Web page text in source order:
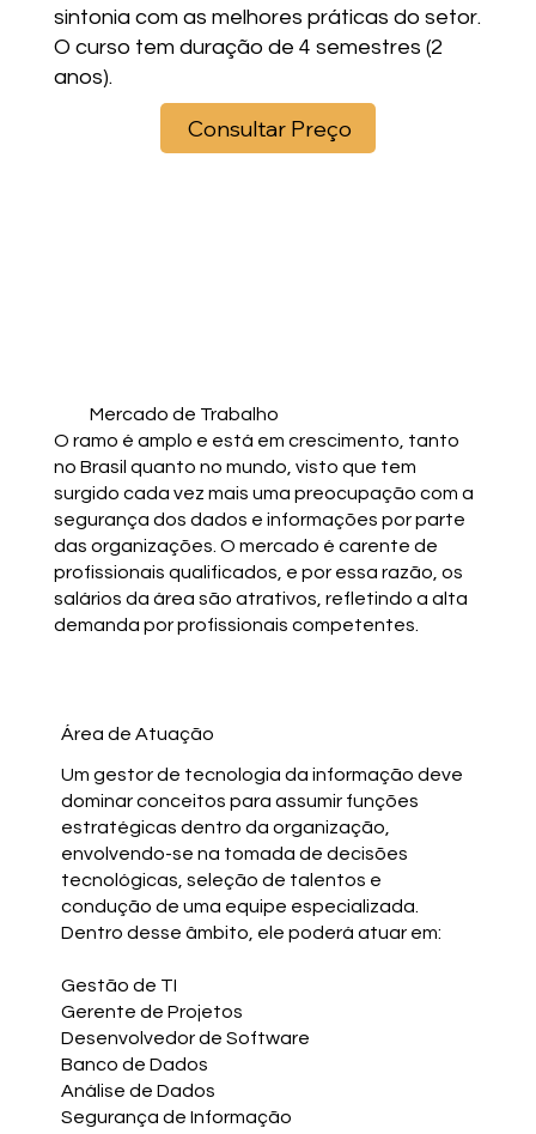
sintonia com as melhores práticas do setor.
O curso tem duração de 4 semestres (2
anos).
Consultar Preço
Mercado de Trabalho
O ramo é amplo e está em crescimento, tanto
no Brasil quanto no mundo, visto que tem
surgido cada vez mais uma preocupação com a
segurança dos dados e informações por parte
das organizações. O mercado é carente de
profissionais qualificados, e por essa razão, os
salários da área são atrativos, refletindo a alta
demanda por profissionais competentes.
Área de Atuação
Um gestor de tecnologia da informação deve
dominar conceitos para assumir funções
estratégicas dentro da organização,
envolvendo-se na tomada de decisões
tecnológicas, seleção de talentos e
condução de uma equipe especializada.
Dentro desse âmbito, ele poderá atuar em:
Gestão de TI
Gerente de Projetos
Desenvolvedor de Software
Banco de Dados
Análise de Dados
Segurança de Informação